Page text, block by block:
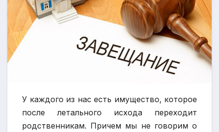
У каждого из нас есть имущество, которое
после летального исхода переходит
родственникам. Причем мы не говорим о